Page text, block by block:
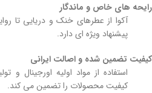
رایحه‌ های خاص و ماندگار
آکوا از عطرهای خنک و دریایی تا
پیشنهاد ویژه‌ ای دارد.
کیفیت تضمین ‌شده و اصالت ایرانی
استفاده از مواد اولیه اورجینال
کیفیت محصولات را تضمین می ‌کند.